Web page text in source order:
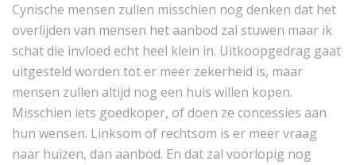
Cynische mensen zullen misschien nog denken dat het
overlijden van mensen het aanbod zal stuwen maar ik
schat die invloed echt heel klein in. Uitkoopgedrag gaat
uitgesteld worden tot er meer zekerheid is, maar
mensen zullen altijd nog een huis willen kopen.
Misschien iets goedkoper, of doen ze concessies aan
hun wensen. Linksom of rechtsom is er meer vraag
naar huizen, dan aanbod. En dat zal voorlopig nog